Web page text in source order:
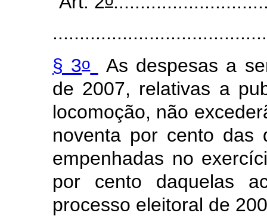
§ 3o
As despesas a
de 2007, relativas a
locomoção, não
noventa por cento das
empenhadas no
por cento daquelas
processo eleitoral de